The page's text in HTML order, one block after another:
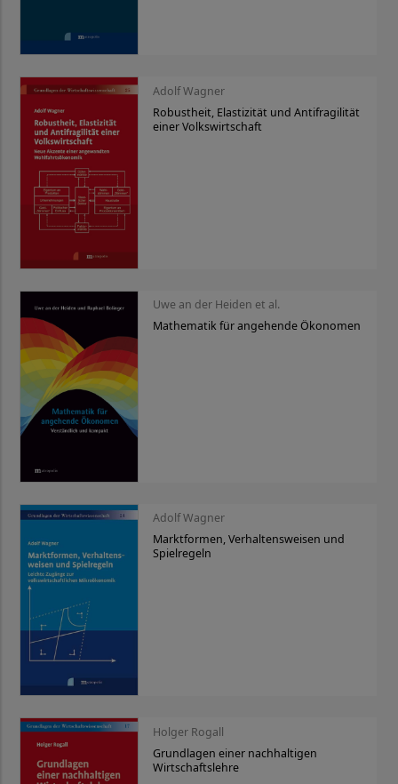
Adolf Wagner
Robustheit, Elastizität und Antifragilität
einer Volkswirtschaft
Uwe an der Heiden et al.
Mathematik für angehende Ökonomen
Adolf Wagner
Marktformen, Verhaltensweisen und
Spielregeln
Holger Rogall
Grundlagen einer nachhaltigen
Wirtschaftslehre